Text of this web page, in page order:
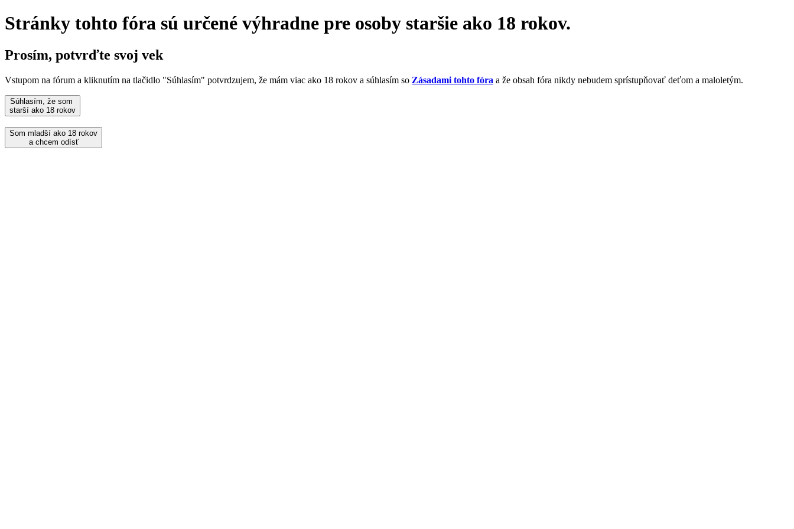
Stránky tohto fóra sú určené výhradne pre osoby staršie ako 18 rokov.
Prosím, potvrďte svoj vek
Vstupom na fórum a kliknutím na tlačidlo "Súhlasím" potvrdzujem, že mám viac ako 18 rokov a súhlasím so Zásadami tohto fóra a že obsah fóra nikdy nebudem sprístupňovať deťom a maloletým.
Súhlasím, že som
starší ako 18 rokov
Som mladší ako 18 rokov
a chcem odísť